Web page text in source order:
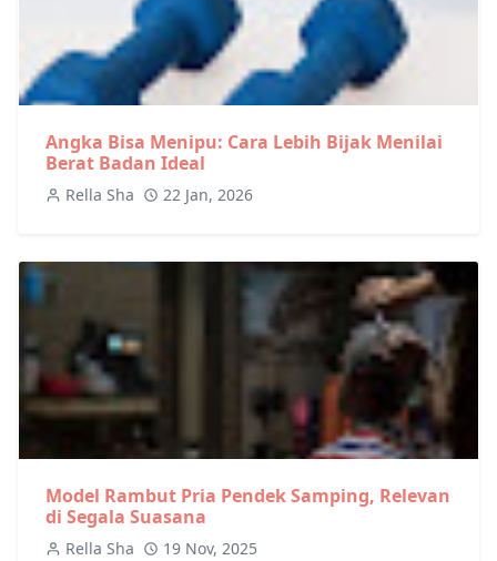
Angka Bisa Menipu: Cara Lebih Bijak Menilai
Berat Badan Ideal
Rella Sha 22 Jan, 2026
Model Rambut Pria Pendek Samping, Relevan
di Segala Suasana
Rella Sha 19 Nov, 2025